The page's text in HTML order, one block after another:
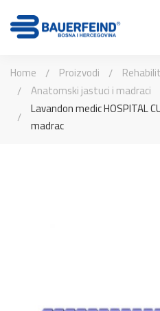
Home Proizvodi
Anatomski jastuci i madraci
Lavandon medic HOSPITAL
madrac